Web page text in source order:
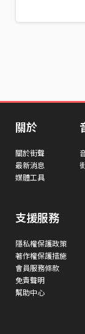
關於
關於街聲
最新消息
媒體工具
支援服務
隱私權保護政策
著作權保護措施
會員服務條款
免責聲明
幫助中心